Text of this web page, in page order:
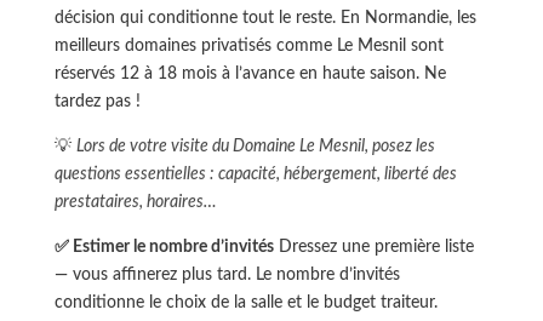
décision qui conditionne tout le reste. En Normandie, les
meilleurs domaines privatisés comme Le Mesnil sont
réservés 12 à 18 mois à l’avance en haute saison. Ne
tardez pas !
💡 Lors de votre visite du Domaine Le Mesnil, posez les
questions essentielles : capacité, hébergement, liberté des
prestataires, horaires…
✅ Estimer le nombre d’invitésDressez une première liste
— vous affinerez plus tard. Le nombre d’invités
conditionne le choix de la salle et le budget traiteur.